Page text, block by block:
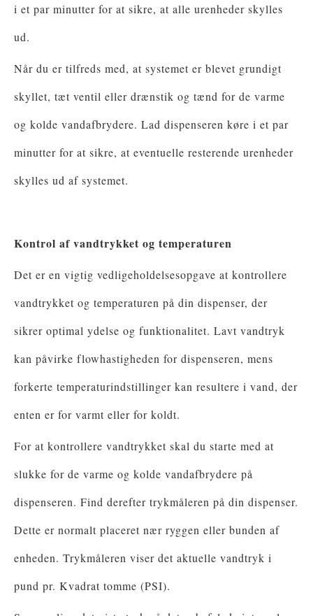
i et par minutter for at sikre, at alle urenheder skylles
ud.
Når du er tilfreds med, at systemet er blevet grundigt
skyllet, tæt ventil eller drænstik og tænd for de varme
og kolde vandafbrydere. Lad dispenseren køre i et par
minutter for at sikre, at eventuelle resterende urenheder
skylles ud af systemet.
Kontrol af vandtrykket og temperaturen
Det er en vigtig vedligeholdelsesopgave at kontrollere
vandtrykket og temperaturen på din dispenser, der
sikrer optimal ydelse og funktionalitet. Lavt vandtryk
kan påvirke flowhastigheden for dispenseren, mens
forkerte temperaturindstillinger kan resultere i vand, der
enten er for varmt eller for koldt.
For at kontrollere vandtrykket skal du starte med at
slukke for de varme og kolde vandafbrydere på
dispenseren. Find derefter trykmåleren på din dispenser.
Dette er normalt placeret nær ryggen eller bunden af ​​
enheden. Trykmåleren viser det aktuelle vandtryk i
pund pr. Kvadrat tomme (PSI).